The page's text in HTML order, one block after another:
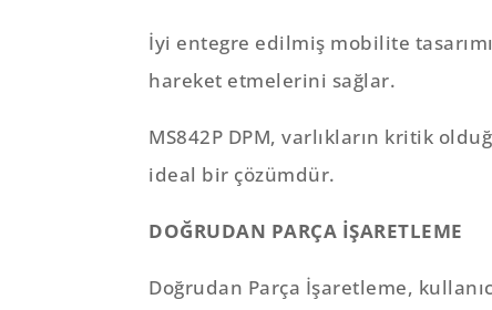
İyi entegre edilmiş mobilite
hareket etmelerini sağlar.
MS842P DPM, varlıkların kritik
ideal bir çözümdür.
DOĞRUDAN PARÇA İŞARETLEME
Doğrudan Parça İşaretleme,